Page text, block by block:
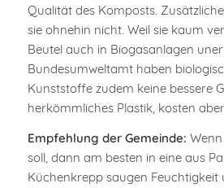
Qualität des Komposts.
sie ohnehin nicht. Weil sie kaum
Beutel auch in Biogas­anlagen
Bundes­umwelt­amt haben
Kunststoffe zudem keine bessere
herkömm­liches Plastik, kosten
Empfehlung der Gemeinde:
soll, dann am besten in eine aus
Küchenkrepp saugen